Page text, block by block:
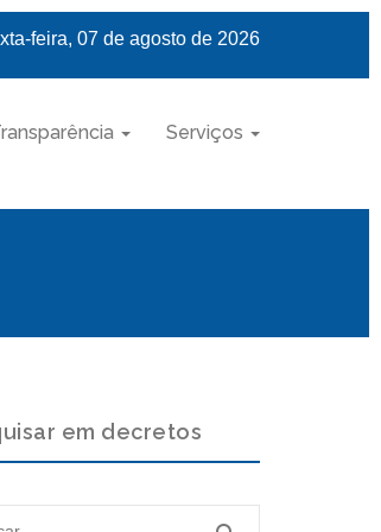
feira, 07 de agosto de 2026
Serviços
em decretos